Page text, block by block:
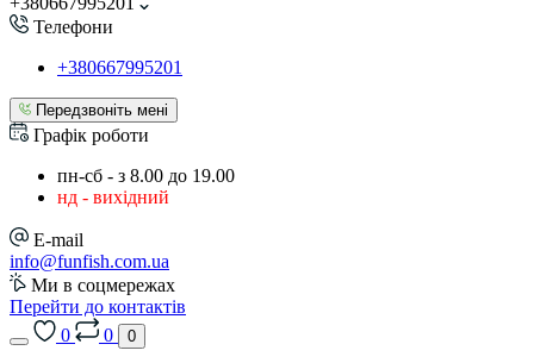
Телефони
+380667995201
Передзвоніть мені
Графік роботи
пн-сб - з 8.00 до 19.00
нд - вихідний
E-mail
info@funfish.com.ua
Ми в соцмережах
Перейти до контактів
0
0 0